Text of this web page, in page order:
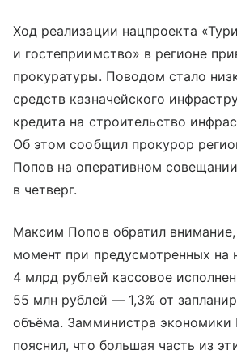
Ход реализации нацпроекта
и гостеприимство» в регионе
прокуратуры. Поводом стало
средств казначейского
кредита на строительство
Об этом сообщил прокурор
Попов на оперативном
в четверг.
Максим Попов обратил
момент при предусмотренных на
4 млрд рублей кассовое
55 млн рублей — 1,3% от
объёма. Замминистра экономики
пояснил, что большая часть из